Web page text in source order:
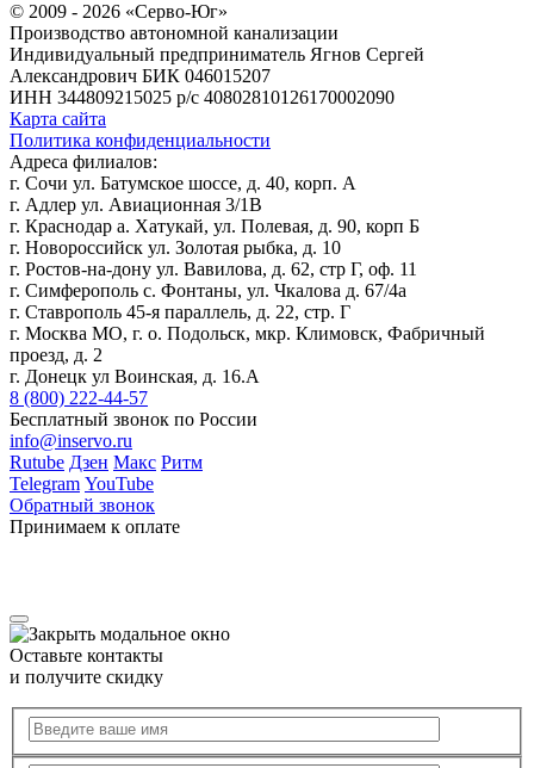
© 2009 - 2026 «Серво-Юг»
Производство автономной канализации
Индивидуальный предприниматель Ягнов Сергей
Александрович БИК 046015207
ИНН 344809215025 р/с 40802810126170002090
Карта сайта
Политика конфиденциальности
Адреса филиалов:
г. Сочи ул. Батумское шоссе, д. 40, корп. А
г. Адлер ул. Авиационная 3/1В
г. Краснодар а. Хатукай, ул. Полевая, д. 90, корп Б
г. Новороссийск ул. Золотая рыбка, д. 10
г. Ростов-на-дону ул. Вавилова, д. 62, стр Г, оф. 11
г. Симферополь с. Фонтаны, ул. Чкалова д. 67/4а
г. Ставрополь 45-я параллель, д. 22, стр. Г
г. Москва МО, г. о. Подольск, мкр. Климовск, Фабричный
проезд, д. 2
г. Донецк ул Воинская, д. 16.А
8 (800) 222-44-57
Бесплатный звонок по России
info@inservo.ru
Rutube Дзен Макс Ритм
Telegram YouTube
Обратный звонок
Принимаем к оплате
Оставьте контакты
и получите скидку